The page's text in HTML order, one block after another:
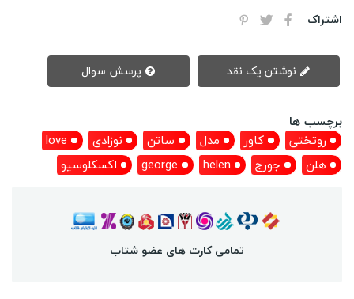
اشتراک
برچسب ها
روتختی
کاور مدل ساتن نوزادی
love
هلن
جورج helen
george اکسکلوسیو
تمامی کارت های عضو شتاب